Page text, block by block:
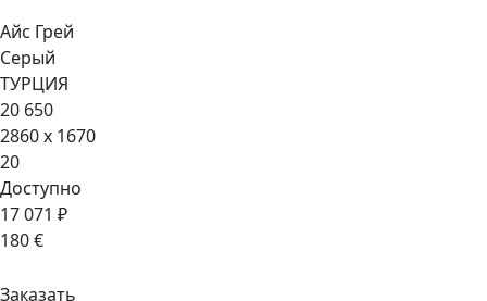
Айс Грей
Серый
ТУРЦИЯ
20 650
2860 x 1670
20
Доступно
17 071 ₽
180 €
Заказать